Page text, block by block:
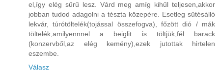
el,így elég sűrű lesz. Várd meg amíg kihűl teljesen,akkor
jobban tudod adagolni a tészta közepére. Esetleg sütésálló
lekvár, túrótöltelék(tojással összefogva), főzött dió / mák
töltelék,amilyennnel a beiglit is töltjük,fél barack
(konzervből,az elég kemény),ezek jutottak hirtelen
eszembe.
Válasz